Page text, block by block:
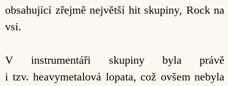
obsahující zřejmě největší hit skupiny, Rock na
vsi.
V instrumentáři skupiny byla právě
i tzv. heavymetalová lopata, což ovšem nebyla